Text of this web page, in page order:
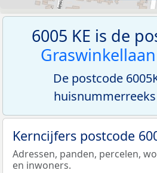
6005 KE is de
Graswinkellaan
De postcode
Kerncijfers postcode
Adressen, panden, percelen,
en inwoners.